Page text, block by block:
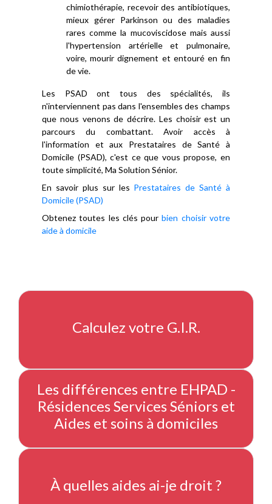
chimiothérapie, recevoir des antibiotiques,
mieux gérer Parkinson ou des maladies
rares comme la mucoviscidose mais aussi
l'hypertension artérielle et pulmonaire,
voire, mourir dignement et entouré en fin
de vie.
Les PSAD ont tous des spécialités, ils
n'interviennent pas dans l'ensembles des champs
que nous venons de décrire. Les choisir est un
parcours du combattant. Avoir accès à
l'information et aux Prestataires de Santé à
Domicile (PSAD), c'est ce que vous propose, en
toute simplicité, Ma Solution Sénior.
En savoir plus sur les Prestataires de Santé à
Domicile (PSAD)
Obtenez toutes les clés pourbien choisir votre
aide à domicile
Calculez votre G.I.R.
Les différences entre EHPAD -
Résidences Services Séniors et
Aides et soins à domiciles
À quelles aides ai-je droit ?